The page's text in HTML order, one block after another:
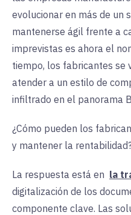
evolucionar en más de un
mantenerse ágil frente a
imprevistas es ahora el
tiempo, los fabricantes se
atender a un estilo de
infiltrado en el panorama
¿Cómo pueden los
y mantener la
La respuesta está en la
digitalización de los
componente clave. Las